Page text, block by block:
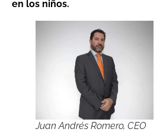
en los niños.
Juan Andrés Romero, CEO